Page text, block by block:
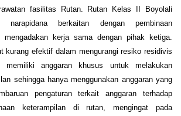
fasilitas Rutan. Rutan Kelas II Boyolali
narapidana berkaitan dengan pembinaan
mengadakan kerja sama dengan pihak ketiga.
kurang efektif dalam mengurangi resiko residivis
anggaran khusus untuk melakukan
sehingga hanya menggunakan anggaran yang
pengaturan terkait anggaran terhadap
keterampilan di rutan, mengingat pada